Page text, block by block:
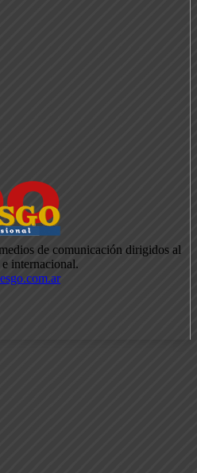
de comunicación dirigidos al
internacional.